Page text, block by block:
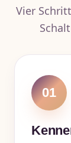
Vier
01